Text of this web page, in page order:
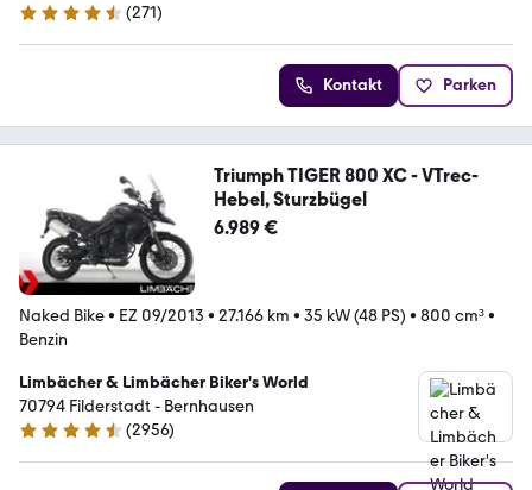
4.7 Sterne
(271)
Kontakt Parken
Triumph TIGER 800 XC - VTrec-
Hebel, Sturzbügel
6.989 €
Naked Bike• EZ 09/2013 • 27.166 km • 35 kW (48 PS) • 800 cm³•
Benzin
Limbächer & Limbächer Biker's World
70794 Filderstadt - Bernhausen
4.7 Sterne
(2956)